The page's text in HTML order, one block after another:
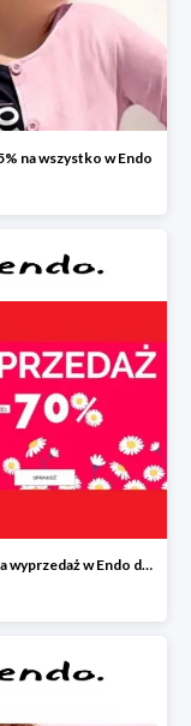
na wszystko w Endo
Wiosenna wyprzedaż w Endo do -70%